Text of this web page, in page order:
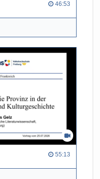
46:53
55:13